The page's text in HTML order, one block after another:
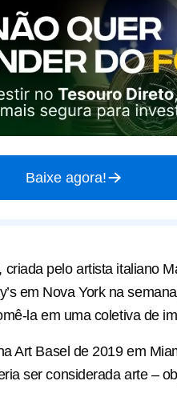
Baixe agora!
pelo artista italiano
em Nova York na
la em uma coletiva de
Art Basel de 2019 em
ser considerada arte –